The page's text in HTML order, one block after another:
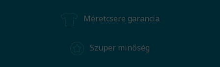
Méretcsere garancia
Szuper minőség